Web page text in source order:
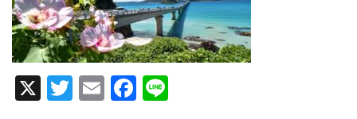
X
T
E
F